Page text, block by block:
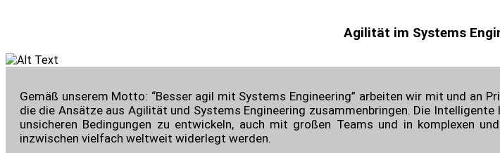
Agilität im Systems
Gemäß unserem Motto: “Besser agil mit Systems Engineering” arbeiten wir mit und an
die die Ansätze aus Agilität und Systems Engineering zusammenbringen. Die
unsicheren Bedingungen zu entwickeln, auch mit großen Teams und in komplexen
inzwischen vielfach weltweit widerlegt werden.